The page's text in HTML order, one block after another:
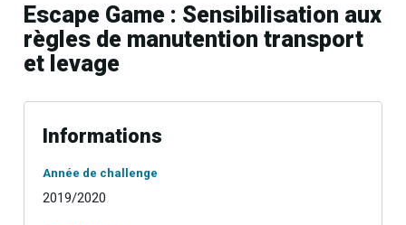
Escape Game : Sensibilisation aux
règles de manutention transport
et levage
Informations
Année de challenge
2019/2020